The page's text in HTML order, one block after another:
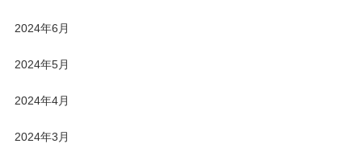
2024年6月
2024年5月
2024年4月
2024年3月